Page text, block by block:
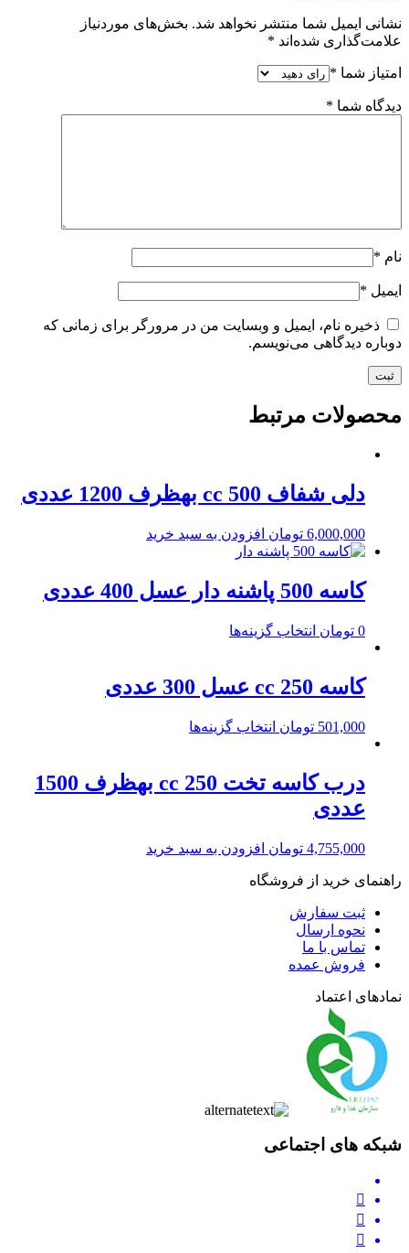
نشانی ایمیل شما منتشر نخواهد شد. بخش‌های موردنیاز
علامت‌گذاری شده‌اند *
امتیاز شما *
دیدگاه شما *
نام *
ایمیل *
ذخیره نام، ایمیل و وبسایت من در مرورگر برای زمانی که
دوباره دیدگاهی می‌نویسم.
محصولات مرتبط
دلی شفاف 500 cc بهظرف 1200 عددی
6,000,000 تومان افزودن به سبد خرید
کاسه 500 پاشنه دار عسل 400 عددی
0 تومان انتخاب گزینه‌ها
کاسه 250 cc عسل 300 عددی
501,000 تومان انتخاب گزینه‌ها
درب کاسه تخت 250 cc بهظرف 1500
عددی
4,755,000 تومان افزودن به سبد خرید
راهنمای خرید از فروشگاه
ثبت سفارش
نحوه ارسال
تماس با ما
فروش عمده
نمادهای اعتماد
شبکه های اجتماعی